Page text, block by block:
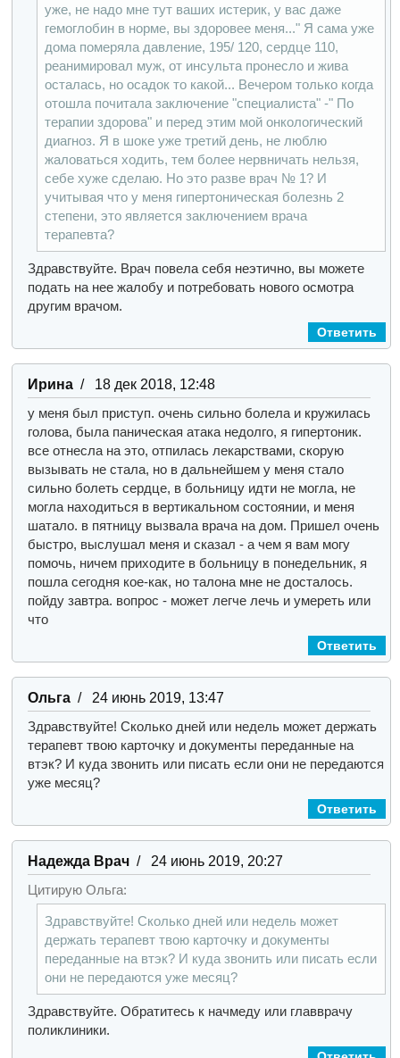
уже, не надо мне тут ваших истерик, у вас даже
гемоглобин в норме, вы здоровее меня..." Я сама уже
дома померяла давление, 195/ 120, сердце 110,
реанимировал муж, от инсульта пронесло и жива
осталась, но осадок то какой... Вечером только когда
отошла почитала заключение "специалиста" -" По
терапии здорова" и перед этим мой онкологический
диагноз. Я в шоке уже третий день, не люблю
жаловаться ходить, тем более нервничать нельзя,
себе хуже сделаю. Но это разве врач № 1? И
учитывая что у меня гипертоническая болезнь 2
степени, это является заключением врача
терапевта?
Здравствуйте. Врач повела себя неэтично, вы можете
подать на нее жалобу и потребовать нового осмотра
другим врачом.
Ответить
Ирина/ 18 дек 2018, 12:48
у меня был приступ. очень сильно болела и кружилась
голова, была паническая атака недолго, я гипертоник.
все отнесла на это, отпилась лекарствами, скорую
вызывать не стала, но в дальнейшем у меня стало
сильно болеть сердце, в больницу идти не могла, не
могла находиться в вертикальном состоянии, и меня
шатало. в пятницу вызвала врача на дом. Пришел очень
быстро, выслушал меня и сказал - а чем я вам могу
помочь, ничем приходите в больницу в понедельник, я
пошла сегодня кое-как, но талона мне не досталось.
пойду завтра. вопрос - может легче лечь и умереть или
что
Ответить
Ольга/ 24 июнь 2019, 13:47
Здравствуйте! Сколько дней или недель может держать
терапевт твою карточку и документы переданные на
втэк? И куда звонить или писать если они не передаются
уже месяц?
Ответить
Надежда Врач/ 24 июнь 2019, 20:27
Цитирую Ольга:
Здравствуйте! Сколько дней или недель может
держать терапевт твою карточку и документы
переданные на втэк? И куда звонить или писать если
они не передаются уже месяц?
Здравствуйте. Обратитесь к начмеду или главврачу
поликлиники.